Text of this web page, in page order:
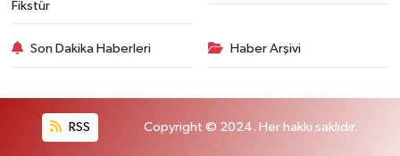
Fikstür
Son Dakika Haberleri Haber Arşivi
RSS Copyright © 2024. Her hakkı saklıdır.